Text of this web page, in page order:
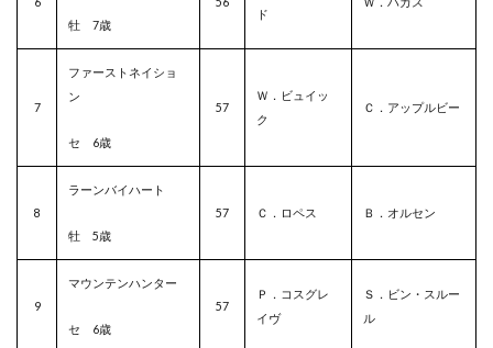
牡 7歳
ド
7
ファーストネイショ
ン
セ 6歳
57
Ｗ．ビュイッ
ク
Ｃ．アップルビー
8
ラーンバイハート
牡 5歳
57 Ｃ．ロペス Ｂ．オルセン
9
マウンテンハンター
セ 6歳
57
Ｐ．コスグレ
イヴ
Ｓ．ビン・スルー
ル